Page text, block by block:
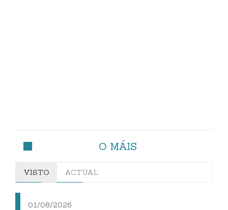
O MÁIS
VISTO ACTUAL
01/08/2026